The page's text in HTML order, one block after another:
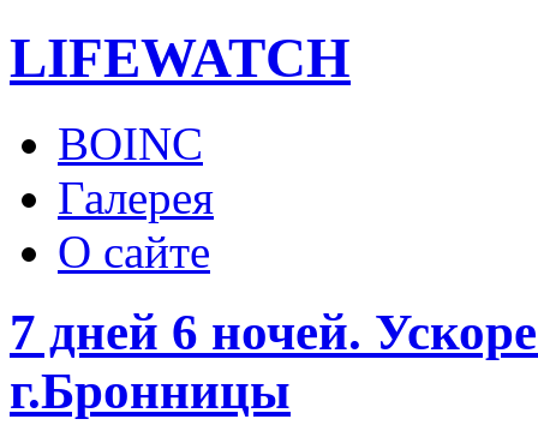
LIFEWATCH
BOINC
Галерея
О сайте
7 дней 6 ночей.
г.Бронницы